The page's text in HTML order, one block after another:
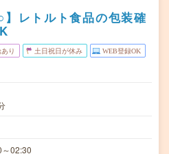
】レトルト食品の包装確
り 土日祝日が休み WEB登録OK
02:30